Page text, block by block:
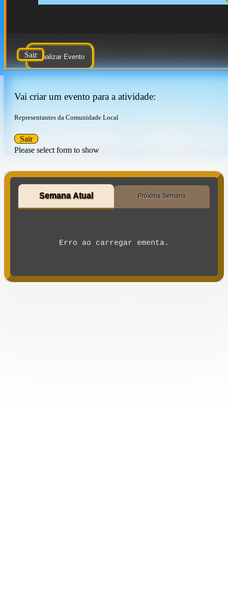
Atualizar Evento
Sair
Vai criar um evento para a atividade:
Representantes da Comunidade Local
Please select form to show
Sair
Semana Atual Próxima Semana
Erro ao carregar ementa.